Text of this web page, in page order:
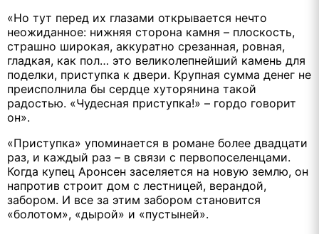
«Но тут перед их глазами открывается нечто
неожиданное: нижняя сторона камня – плоскость,
страшно широкая, аккуратно срезанная, ровная,
гладкая, как пол… это великолепнейший камень для
поделки, приступка к двери. Крупная сумма денег не
преисполнила бы сердце хуторянина такой
радостью. «Чудесная приступка!» – гордо говорит
он».
«Приступка» упоминается в романе более двадцати
раз, и каждый раз – в связи с первопоселенцами.
Когда купец Аронсен заселяется на новую землю, он
напротив строит дом с лестницей, верандой,
забором. И все за этим забором становится
«болотом», «дырой» и «пустыней».